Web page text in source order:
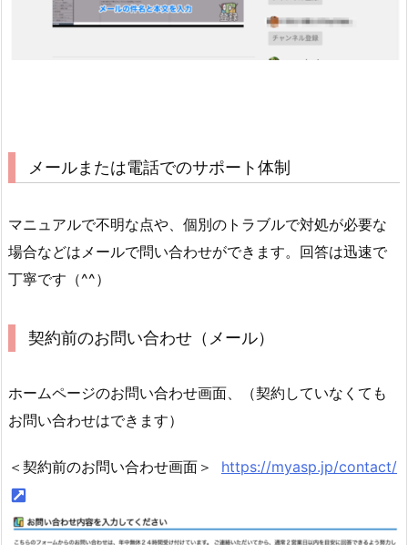
メールまたは電話でのサポート体制
マニュアルで不明な点や、個別のトラブルで対処が必要な
場合などはメールで問い合わせができます。回答は迅速で
丁寧です（^^）
契約前のお問い合わせ（メール）
ホームページのお問い合わせ画面、（契約していなくても
お問い合わせはできます）
＜契約前のお問い合わせ画面＞ https://myasp.jp/contact/